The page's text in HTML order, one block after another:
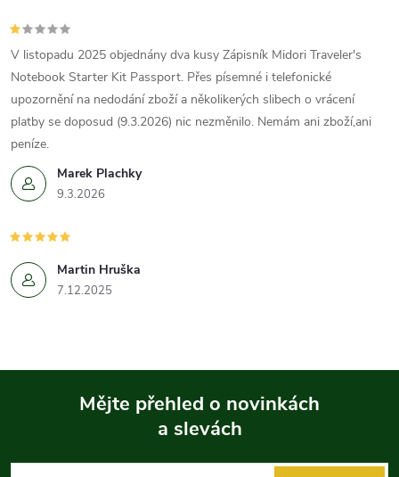
Marek Plachky
9.3.2026
V listopadu 2025 objednány dva kusy Zápisník Midori Traveler's
Notebook Starter Kit Passport. Přes písemné i telefonické
upozornění na nedodání zboží a několikerých slibech o vrácení
platby se doposud (9.3.2026) nic nezměnilo. Nemám ani zboží,ani
peníze.
Martin Hruška
7.12.2025
Mějte přehled o novinkách
a slevách